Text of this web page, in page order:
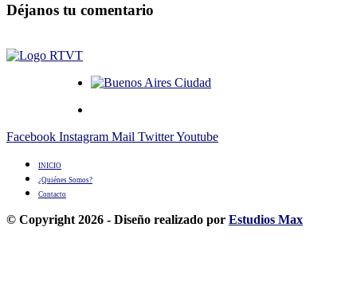
Déjanos tu comentario
Facebook Instagram Mail TwitterYoutube
INICIO
¿Quiénes Somos?
Contacto
© Copyright 2026 - Diseño realizado por Estudios Max